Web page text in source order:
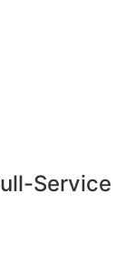
Service